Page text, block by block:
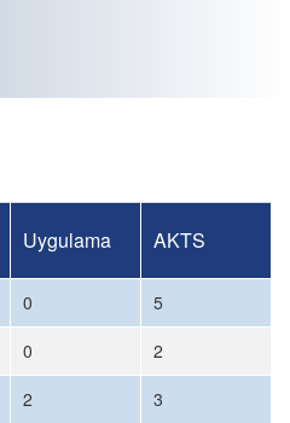
Uygulama AKTS
0
5
0
2
2
3